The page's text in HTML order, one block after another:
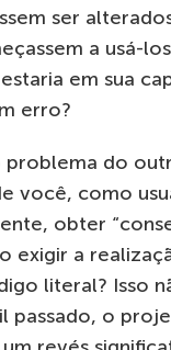
ser
a usá-los
em sua
erro?
problema do
você, como
obter
exigir a
literal? Isso
passado, o